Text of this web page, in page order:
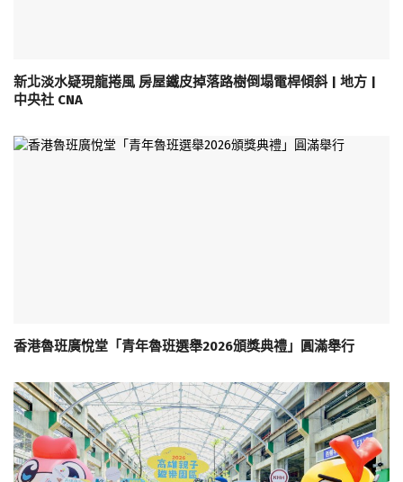
新北淡水疑現龍捲風 房屋鐵皮掉落路樹倒塌電桿傾斜 | 地方 |
中央社 CNA
香港魯班廣悅堂「青年魯班選舉2026頒獎典禮」圓滿舉行